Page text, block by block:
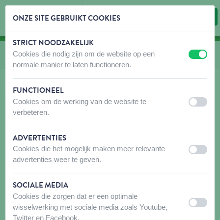
Inhoud overslaan
Taalkeuze overslaan
U bevindt zich hier:
vanAanvullende vetvoeding
ONZE SITE GEBRUIKT COOKIES
STRICT NOODZAKELIJK
Cookies die nodig zijn om de website op een
normale manier te laten functioneren.
uit aan
FUNCTIONEEL
Cookies om de werking van de website te
verbeteren.
uit aan
ADVERTENTIES
Cookies die het mogelijk maken meer relevante
advertenties weer te geven.
uit aan
SOCIALE MEDIA
Cookies die zorgen dat er een optimale
wisselwerking met sociale media zoals Youtube,
Twitter en Facebook.
uit aan